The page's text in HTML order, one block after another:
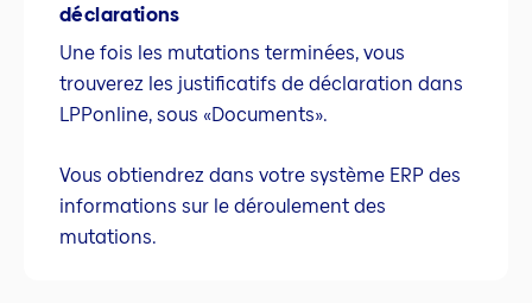
déclarations
Une fois les mutations terminées, vous
trouverez les justificatifs de déclaration dans
LPPonline, sous «Documents».
Vous obtiendrez dans votre système ERP des
informations sur le déroulement des
mutations.